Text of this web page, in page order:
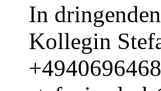
In
Kollegin